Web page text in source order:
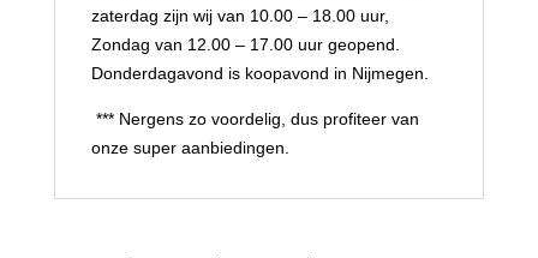
zaterdag zijn wij van 10.00 – 18.00 uur,
Zondag van 12.00 – 17.00 uur geopend.
Donderdagavond is koopavond in Nijmegen.
*** Nergens zo voordelig, dus profiteer van
onze super aanbiedingen.